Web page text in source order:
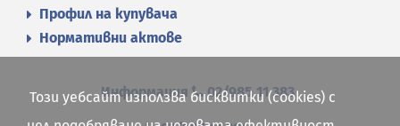
Профил на купувача
Нормативни актове
Информация 02/985 11 383
Този уебсайт използва бисквитки (cookies) с